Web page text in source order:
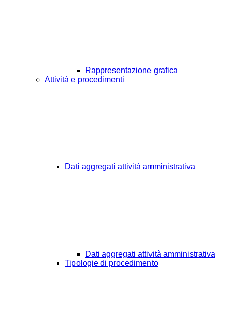
Rappresentazione grafica
Attività e procedimenti
Dati aggregati attività amministrativa
Dati aggregati attività amministrativa
Tipologie di procedimento